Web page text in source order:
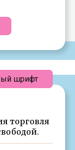
торговля
шрифт